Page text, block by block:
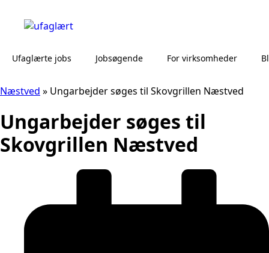
Ufaglærte jobs Jobsøgende For virksomheder
Næstved » Ungarbejder søges til Skovgrillen Næstved
Ungarbejder søges til
Skovgrillen Næstved